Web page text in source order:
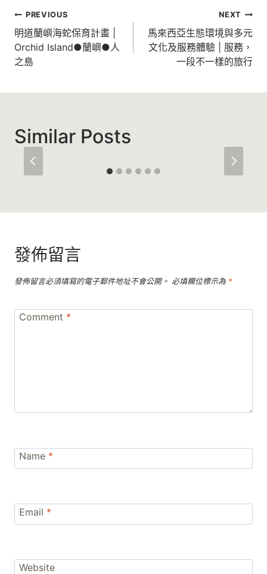
文
章
導
PREVIOUS
明道蘭嶼海蛇保育計畫 |
Orchid Island●蘭嶼●人
之島
NEXT
馬來西亞生態環境與多元
文化及服務體驗 | 服務，
一段不一樣的旅行
Similar Posts
發佈留言
發佈留言必須填寫的電子郵件地址不會公開。 必填欄位標示為 *
Comment *
Name *
Email *
Website